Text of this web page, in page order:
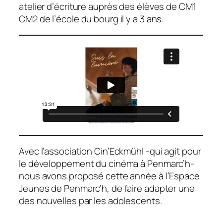
atelier d’écriture auprès des élèves de CM1
CM2 de l’école du bourg il y a 3 ans.
Avec l’association Cin’Eckmühl -qui agit pour
le développement du cinéma à Penmarc’h-
nous avons proposé cette année à l’Espace
Jeunes de Penmarc’h, de faire adapter une
des nouvelles par les adolescents.